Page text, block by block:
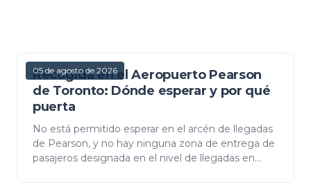
05 de agosto de 2026
Recogida en el Aeropuerto Pearson
de Toronto: Dónde esperar y por qué
puerta
No está permitido esperar en el arcén de llegadas
de Pearson, y no hay ninguna zona de entrega de
pasajeros designada en el nivel de llegadas en